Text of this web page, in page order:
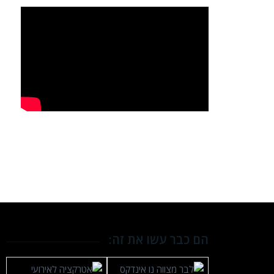
הם כבר עשו את זה: